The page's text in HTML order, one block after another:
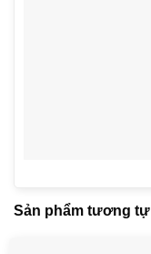
Sản phẩm tương tự